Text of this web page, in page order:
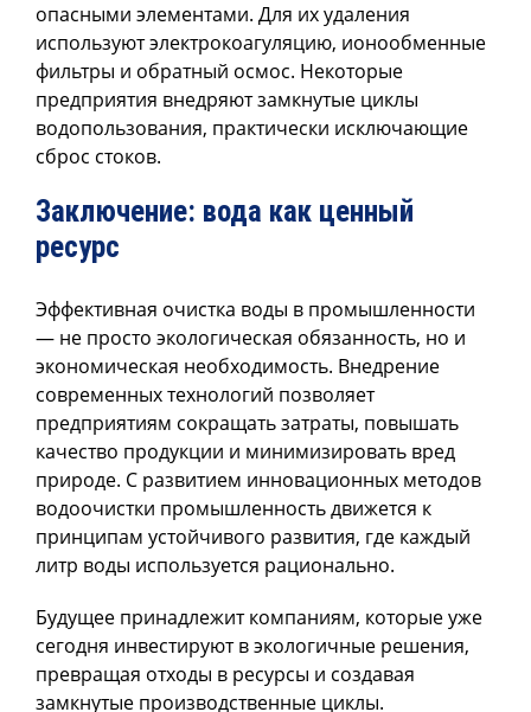
опасными элементами. Для их удаления
используют электрокоагуляцию, ионообменные
фильтры и обратный осмос. Некоторые
предприятия внедряют замкнутые циклы
водопользования, практически исключающие
сброс стоков.
Заключение: вода как ценный
ресурс
Эффективная очистка воды в промышленности
— не просто экологическая обязанность, но и
экономическая необходимость. Внедрение
современных технологий позволяет
предприятиям сокращать затраты, повышать
качество продукции и минимизировать вред
природе. С развитием инновационных методов
водоочистки промышленность движется к
принципам устойчивого развития, где каждый
литр воды используется рационально.
Будущее принадлежит компаниям, которые уже
сегодня инвестируют в экологичные решения,
превращая отходы в ресурсы и создавая
замкнутые производственные циклы.